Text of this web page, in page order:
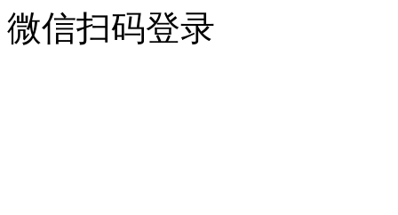
微信扫码登录